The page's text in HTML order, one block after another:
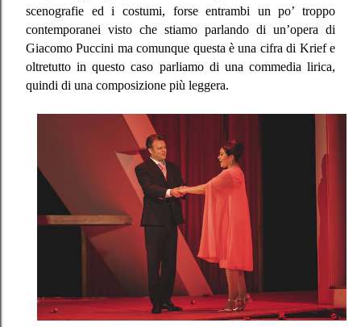
scenografie ed i costumi, forse entrambi un po’ troppo
contemporanei visto che stiamo parlando di un’opera di
Giacomo Puccini ma comunque questa è una cifra di Krief e
oltretutto in questo caso parliamo di una commedia lirica,
quindi di una composizione più leggera.